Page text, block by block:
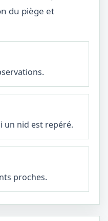
du piège et
un nid est repéré.
proches.